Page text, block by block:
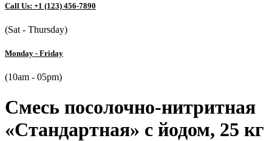
Call Us: +1 (123) 456-7890
(Sat - Thursday)
Monday - Friday
(10am - 05pm)
Смесь посолочно-нитритная
«Стандартная» с йодом, 25 кг